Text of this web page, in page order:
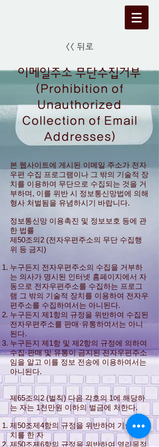
<< 뒤로
이메일주소 무단수집거부
(Prohibition of
Unauthorized
Collection of Email
Addresses)
본 웹사이트에 게시된 이메일 주소가 전자
우편 수집 프로그램이나 그 밖의 기술적 장
치를 이용하여 무단으로 수집되는 것을 거
부하며, 이를 위반 시 정보통신망법에 의해
형사 처벌됨을 유념하시기 바랍니다.
정보통신망 이용촉진 및 정보보호 등에 관
한 법률
제50조의2 (전자우편주소의 무단 수집행
위 등 금지)
누구든지 전자우편주소의 수집을 거부하
는 의사가 명시된 인터넷 홈페이지에서 자
동으로 전자우편주소를 수집하는 프로그
램 그 밖의 기술적 장치를 이용하여 전자우
편주소를 수집하여서는 아니된다.
누구든지 제1항의 규정을 위반하여 수집된
전자우편주소를 판매·유통하여서는 아니
된다.
누구든지 제1항 및 제2항의 규정에 의하여
수집·판매 및 유통이 금지된 전자우편주소
임을 알고 이를 정보 전송에 이용하여서는
아니된다.
제65조의2 (벌칙) 다음 각호의 1에 해당하
는 자는 1천만원 이하의 벌금에 처한다.
제50조제4항의 규정을 위반하여 기술적 조
치를 한 자
제50조제6항의 규정을 위반하여 영리목적